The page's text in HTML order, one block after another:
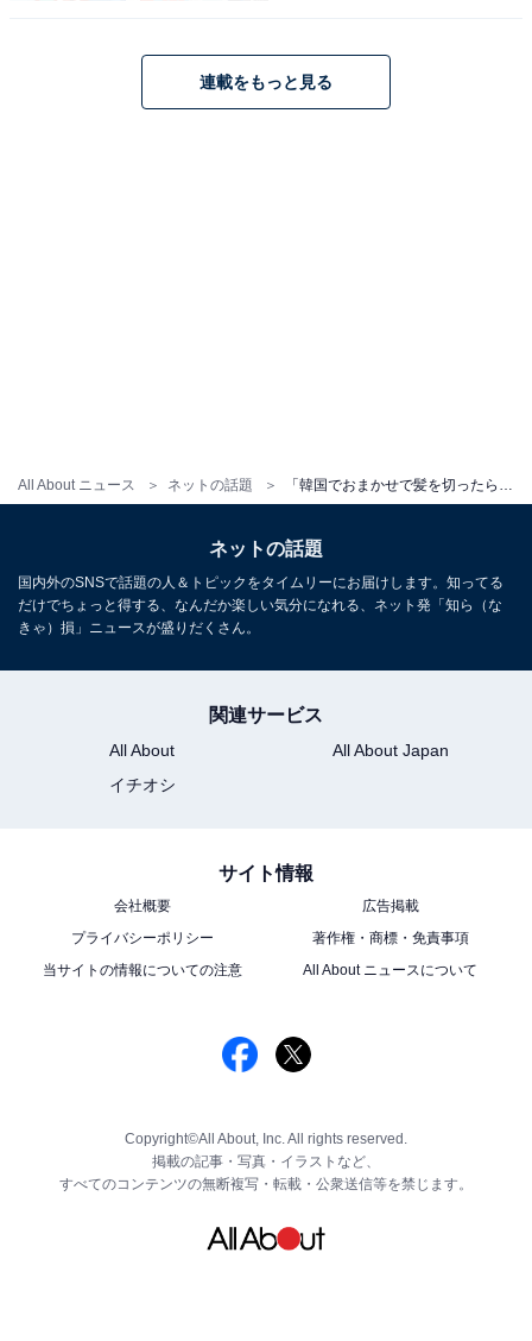
All About ニュース ネットの話題
連載をもっと見る
ネットの話題
国内外のSNSで話題の人＆トピックをタイムリーにお届けします。知ってる
だけでちょっと得する、なんだか楽しい気分になれる、ネット発「知ら（な
きゃ）損」ニュースが盛りだくさん。
関連サービス
All About
All About Japan
イチオシ
サイト情報
会社概要
広告掲載
プライバシーポリシー
著作権・商標・免責事項
当サイトの情報についての注意
All About ニュースについて
Copyright©All About, Inc. All rights reserved.
掲載の記事・写真・イラストなど、
すべてのコンテンツの無断複写・転載・公衆送信等を禁じます。